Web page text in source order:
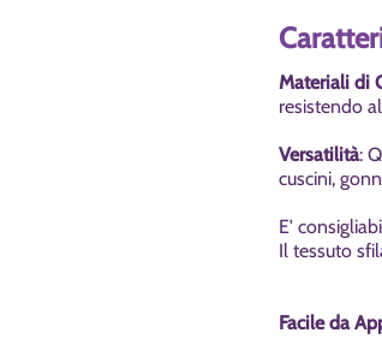
Materiali di
resistendo
Versatilità:
cuscini,
E'
Il tessuto
Facile da